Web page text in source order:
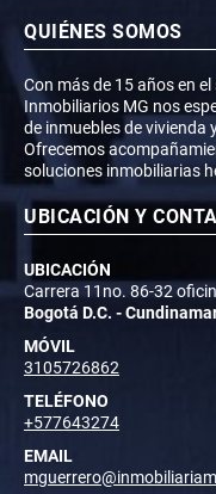
QUIÉNES SOMOS
Con más de 15 años en
Inmobiliarios MG nos
de inmuebles de vivienda
Ofrecemos
soluciones inmobiliarias
UBICACIÓN Y
UBICACIÓN
Carrera 11no. 86-32
Bogotá D.C. -
MÓVIL
3105726862
TELÉFONO
+577643274
EMAIL